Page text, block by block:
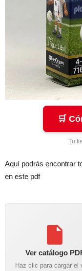
🛒
Tu
Aquí podrás encontrar
en este pdf
Ver catálogo
Haz clic para cargar el